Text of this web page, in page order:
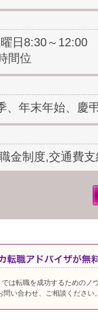
日8:30～
間位
、年末年始、慶
金制度,交通費支
は転職を成功するためのノ
問い合わせ、ご相談ください